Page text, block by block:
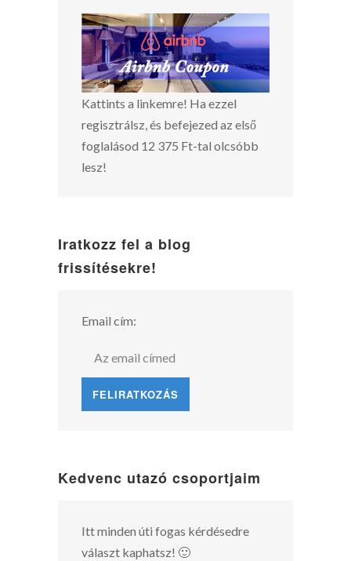
Kattints a linkemre! Ha ezzel
regisztrálsz, és befejezed az első
foglalásod 12 375 Ft-tal olcsóbb
lesz!
Iratkozz fel a blog
frissítésekre!
Email cím:
Kedvenc utazó csoportjaim
Itt minden úti fogas kérdésedre
választ kaphatsz! 🙂